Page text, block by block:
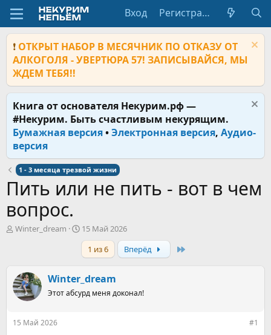
Вход Регистрация
❗ ОТКРЫТ НАБОР В МЕСЯЧНИК ПО ОТКАЗУ ОТ
АЛКОГОЛЯ - УВЕРТЮРА 57! ЗАПИСЫВАЙСЯ, МЫ
ЖДЕМ ТЕБЯ!!
Книга от основателя Некурим.рф —
#Некурим. Быть счастливым некурящим.
Бумажная версия•Электронная версия, Аудио-
версия
1 - 3 месяца трезвой жизни
Пить или не пить - вот в чем
вопрос.
А
т
е
Winter_dream
Д
а
а
а
ч
15 Май 2026
1 из 6
Вперёд
Winter_dream
Этот абсурд меня доконал!
15 Май 2026 #1